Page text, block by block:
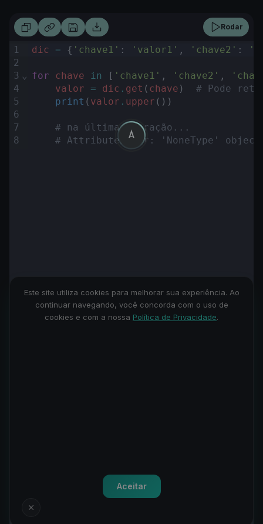
Rodar
1
2
3
4
5
6
7
8
⌄
dic = { 'chave1' : 'valor1' , 'chave2' :
for chave in [ 'chave1' , 'chave2' ,
valor
= dic . get ( chave ) # Pode
print ( valor . upper ())
# na última iteração...
# AttributeError: 'NoneType'
Este site utiliza cookies para melhorar sua experiência. Ao
continuar navegando, você concorda com o uso de
cookies e com a nossa Política de Privacidade.
Aceitar